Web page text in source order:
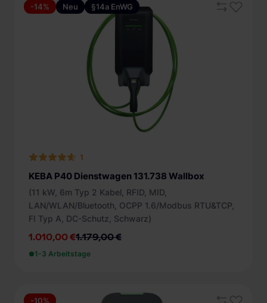
-14% Neu §14a EnWG
1
KEBA P40 Dienstwagen 131.738 Wallbox
(11 kW, 6m Typ 2 Kabel, RFID, MID,
LAN/WLAN/Bluetooth, OCPP 1.6/Modbus RTU&TCP,
FI Typ A, DC-Schutz, Schwarz)
1.010,00 €1.179,00 €
1-3 Arbeitstage
-10%